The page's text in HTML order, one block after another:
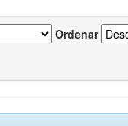
Ordenar